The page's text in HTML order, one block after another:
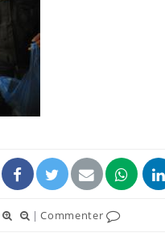
|Commenter